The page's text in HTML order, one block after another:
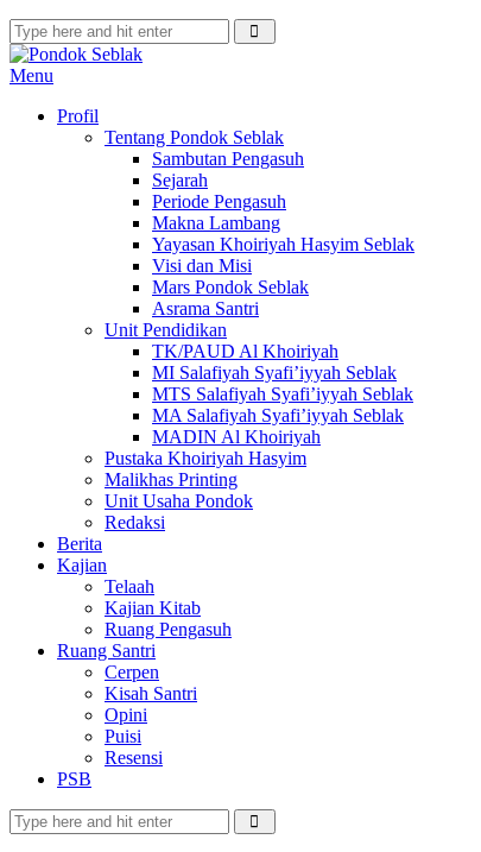
Menu
Profil
Tentang Pondok Seblak
Sambutan Pengasuh
Sejarah
Periode Pengasuh
Makna Lambang
Yayasan Khoiriyah Hasyim Seblak
Visi dan Misi
Mars Pondok Seblak
Asrama Santri
Unit Pendidikan
TK/PAUD Al Khoiriyah
MI Salafiyah Syafi’iyyah Seblak
MTS Salafiyah Syafi’iyyah Seblak
MA Salafiyah Syafi’iyyah Seblak
MADIN Al Khoiriyah
Pustaka Khoiriyah Hasyim
Malikhas Printing
Unit Usaha Pondok
Redaksi
Berita
Kajian
Telaah
Kajian Kitab
Ruang Pengasuh
Ruang Santri
Cerpen
Kisah Santri
Opini
Puisi
Resensi
PSB